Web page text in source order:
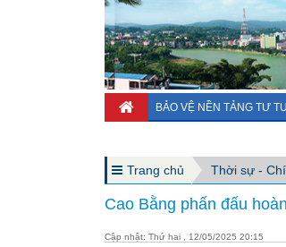
BẢO VỆ NỀN TẢNG TƯ
Trang chủ Thời sự -
Cao Bằng phấn đấu
Cập nhật: Thứ hai , 12/05/2025 20:15